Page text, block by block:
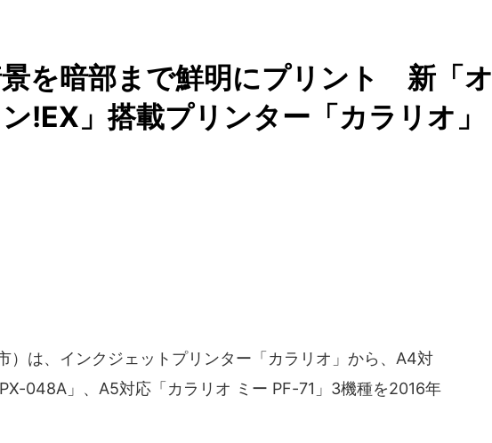
を暗部まで鮮明にプリント 新「オ
!EX」搭載プリンター「カラリオ」
）は、インクジェットプリンター「カラリオ」から、A4対
048A」、A5対応「カラリオ ミー PF-71」3機種を2016年